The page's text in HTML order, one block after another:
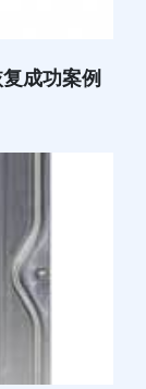
成功案例